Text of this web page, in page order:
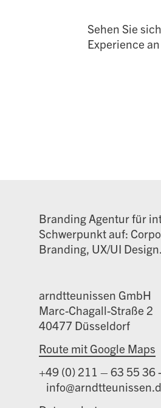
Sehen Sie
Experience an
Branding Agentur für
Schwerpunkt auf:
Branding, UX/UI Design.
arndtteunissen GmbH
Marc-Chagall-Straße 2
40477 Düsseldorf
Route mit Google Maps
+49 (0) 211 – 63 55 36